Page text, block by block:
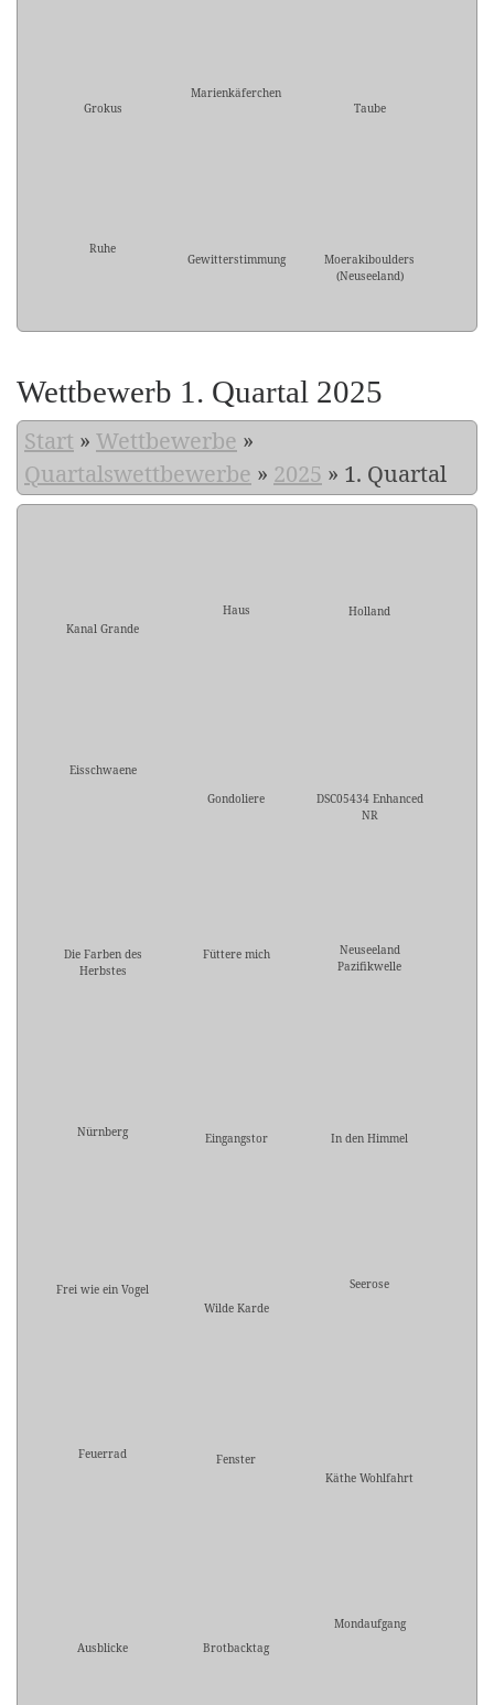
Grokus
Marienkäferchen
Taube
Ruhe
Gewitterstimmung
Moerakiboulders
(Neuseeland)
Wettbewerb 1. Quartal 2025
Start » Wettbewerbe »
Quartalswettbewerbe » 2025 » 1. Quartal
Kanal Grande
Haus Holland
Eisschwaene
Gondoliere
DSC05434 Enhanced
NR
Die Farben des
Herbstes
Füttere mich
Neuseeland
Pazifikwelle
Nürnberg Eingangstor In den Himmel
Frei wie ein Vogel
Wilde Karde
Seerose
Feuerrad
Fenster
Käthe Wohlfahrt
Ausblicke Brotbacktag
Mondaufgang